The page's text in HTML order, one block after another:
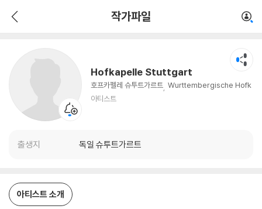
작가파일
Hofkapelle Stuttgart
호프카펠레 슈투트가르트 Wurttembergische Hofk
apelle Stuttgart
아티스트
출생지 독일 슈투트가르트
아티스트 소개